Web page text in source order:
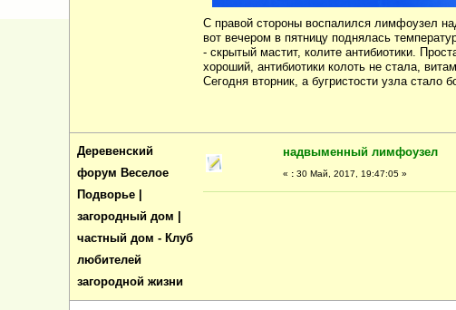
С правой стороны воспалился лимфоузел
вот вечером в пятницу поднялась
- скрытый мастит, колите антибиотики.
хороший, антибиотики колоть не стала,
Сегодня вторник, а бугристости узла стало
Деревенский
форум Веселое
Подворье |
загородный дом |
частный дом - Клуб
любителей
загородной жизни
надвыменный лимфоузел
« : 30 Май, 2017, 19:47:05 »